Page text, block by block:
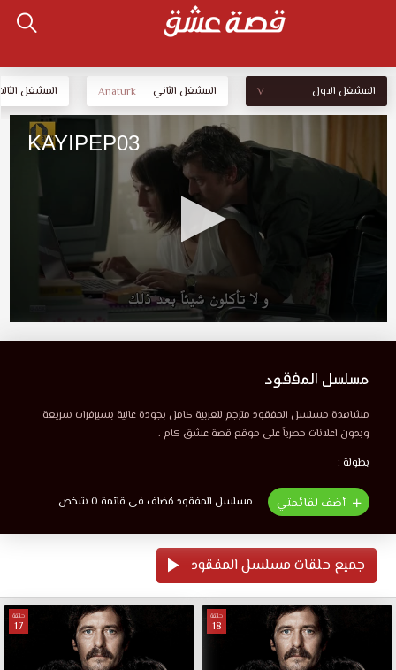
المشغل الاول V المشغل الثاني Anaturk المشغل
مسلسل المفقود
مشاهدة مسلسل المفقود مترجم للعربية كامل بجودة عالية بسيرفرات سريعة
وبدون اعلانات حصرياً على موقع قصة عشق كام .
بطولة :
أضف لقائمتي مسلسل المفقود مُضاف فى قائمة 0 شخص
جميع حلقات مسلسل المفقود
حلقة
18
حلقة
17